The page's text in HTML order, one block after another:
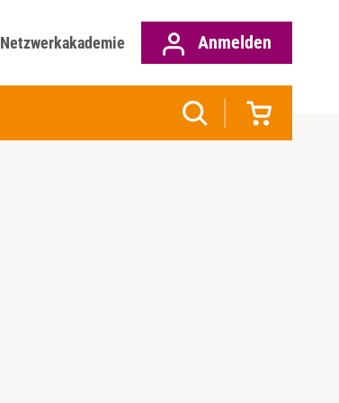
Netzwerkakademie Anmelden